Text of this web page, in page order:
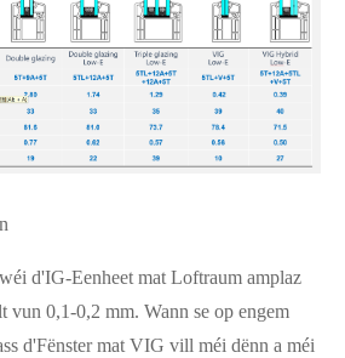
d'IG-Eenheet mat Loftraum amplaz
vun 0,1-0,2 mm. Wann se op engem
d'Fënster mat VIG vill méi dënn a méi